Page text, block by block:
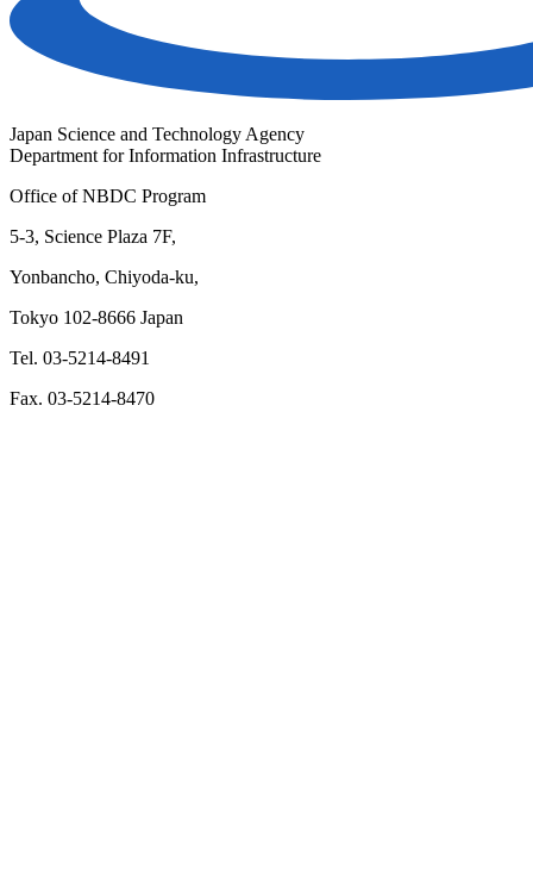
Japan Science and Technology Agency
Department for Information Infrastructure
Office of NBDC Program
5-3, Science Plaza 7F,
Yonbancho, Chiyoda-ku,
Tokyo 102-8666 Japan
Tel. 03-5214-8491
Fax. 03-5214-8470